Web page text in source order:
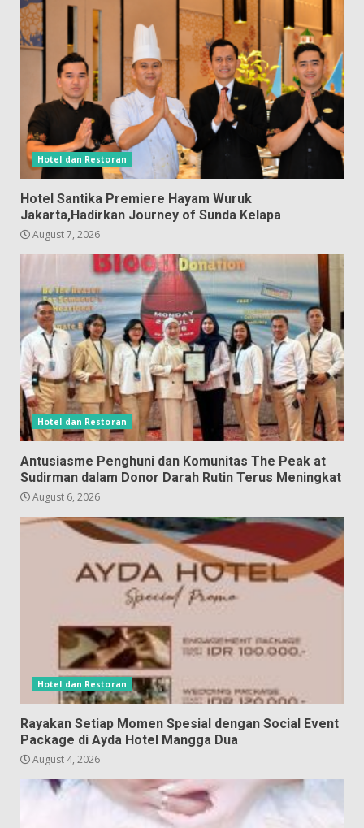
Hotel dan Restoran
Hotel Santika Premiere Hayam Wuruk
Jakarta,Hadirkan Journey of Sunda Kelapa
August 7, 2026
Hotel dan Restoran
Antusiasme Penghuni dan Komunitas The Peak at
Sudirman dalam Donor Darah Rutin Terus Meningkat
August 6, 2026
Hotel dan Restoran
Rayakan Setiap Momen Spesial dengan Social Event
Package di Ayda Hotel Mangga Dua
August 4, 2026